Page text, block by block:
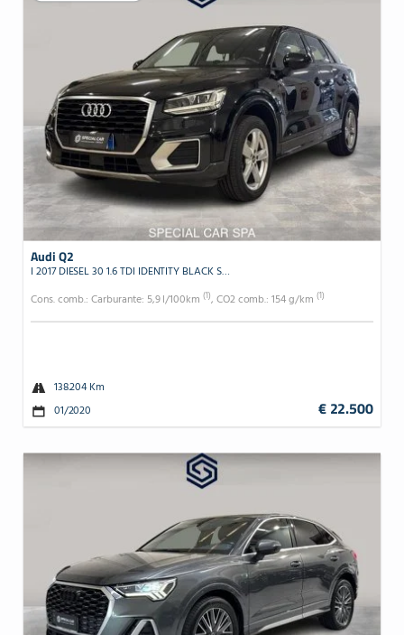
Audi Q2
I 2017 DIESEL 30 1.6 TDI IDENTITY BLACK S-TRONIC
Cons. comb.: Carburante: 5,9 l/100km (1), CO2 comb.: 154 g/km (1)
138.204 Km
01/2020
€ 22.500